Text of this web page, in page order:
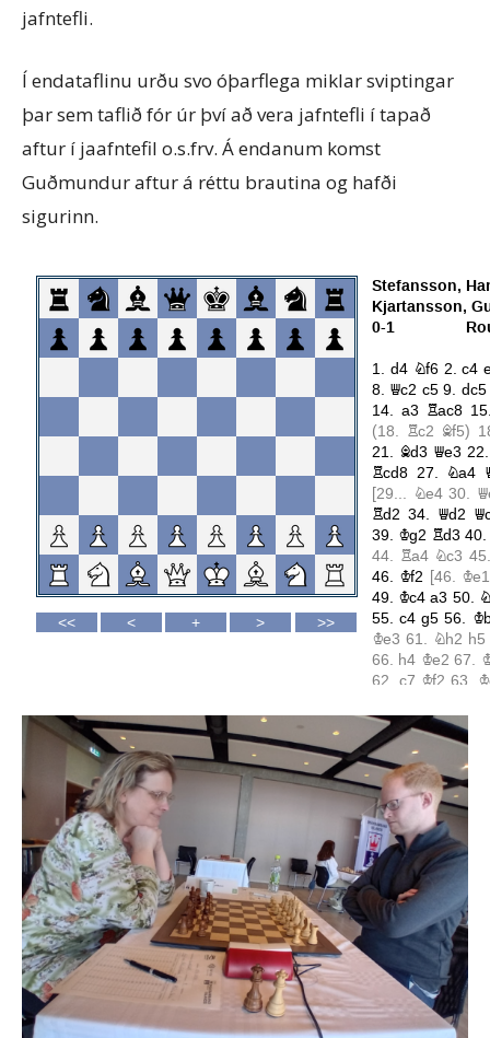
jafntefli.
Í endataflinu urðu svo óþarflega miklar sviptingar
þar sem taflið fór úr því að vera jafntefli í tapað
aftur í jaafntefil o.s.frv. Á endanum komst
Guðmundur aftur á réttu brautina og hafði
sigurinn.